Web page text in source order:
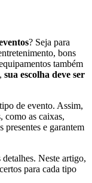
? Seja para
bons
também
sua escolha deve ser
de evento. Assim,
como as caixas,
presentes e garantem
Neste artigo,
para cada tipo